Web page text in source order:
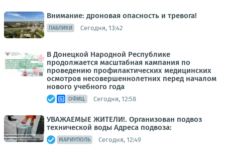
Внимание: дроновая опасность и тревога!
ПАБЛИКИ Сегодня, 13:42
В Донецкой Народной Республике
продолжается масштабная кампания по
проведению профилактических медицинских
осмотров несовершеннолетних перед началом
нового учебного года
ОФИЦ. Сегодня, 12:58
УВАЖАЕМЫЕ ЖИТЕЛИ!. Организован подвоз
технической воды Адреса подвоза:
МАРИУПОЛЬ Сегодня, 12:49